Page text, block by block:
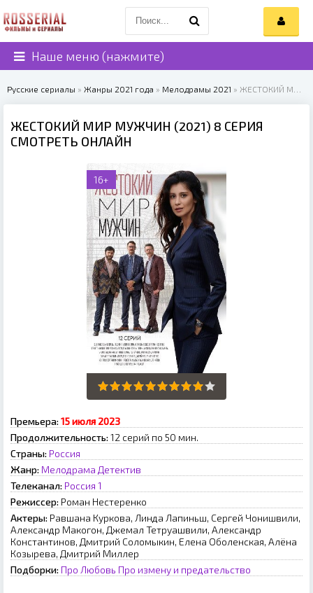
Наше меню (нажмите)
Русские сериалы » Жанры 2021 года » Мелодрамы 2021 » ЖЕСТОКИЙ МИР МУЖЧИН (2021)
ЖЕСТОКИЙ МИР МУЖЧИН (2021) 8 СЕРИЯ
СМОТРЕТЬ ОНЛАЙН
16+
Премьера: 15 июля 2023
Продолжительность: 12 серий по 50 мин.
Страны: Россия
Жанр: Мелодрама Детектив
Телеканал: Россия 1
Режиссер: Роман Нестеренко
Актеры: Равшана Куркова, Линда Лапиньш, Сергей Чонишвили,
Александр Макогон, Джемал Тетруашвили, Александр
Константинов, Дмитрий Соломыкин, Елена Оболенская, Алёна
Козырева, Дмитрий Миллер
Подборки: Про Любовь Про измену и предательство